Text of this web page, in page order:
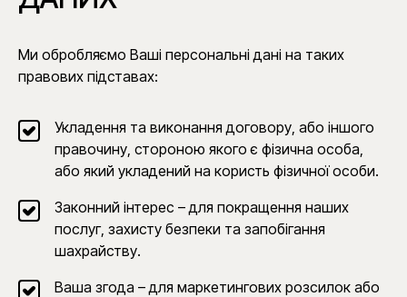
Ми обробляємо Ваші персональні дані на таких
правових підставах:
Укладення та виконання договору, або іншого
правочину, стороною якого є фізична особа,
або який укладений на користь фізичної особи.
Законний інтерес – для покращення наших
послуг, захисту безпеки та запобігання
шахрайству.
Ваша згода – для маркетингових розсилок або